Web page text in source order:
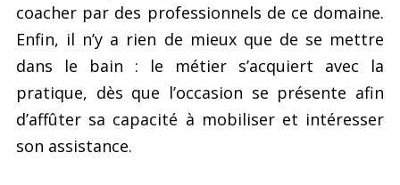
coacher par des professionnels de ce domaine.
Enfin, il n’y a rien de mieux que de se mettre
dans le bain : le métier s’acquiert avec la
pratique, dès que l’occasion se présente afin
d’affûter sa capacité à mobiliser et intéresser
son assistance.